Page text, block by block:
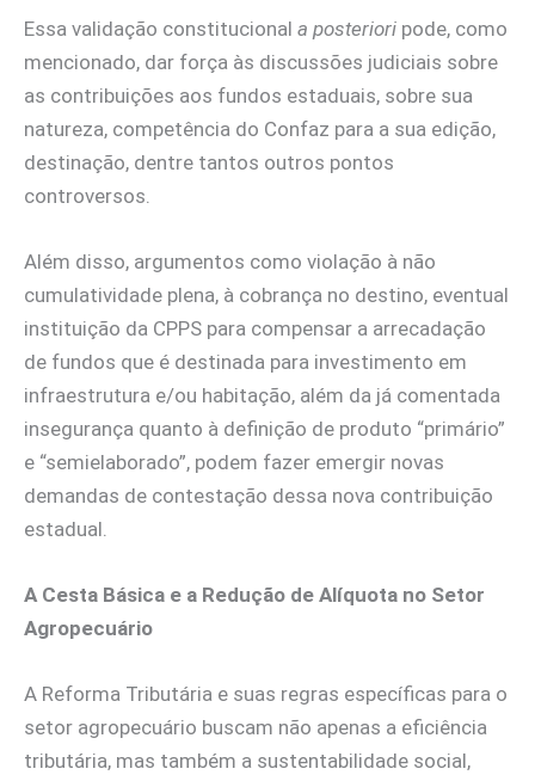
Essa validação constitucional a posteriori pode, como
mencionado, dar força às discussões judiciais sobre
as contribuições aos fundos estaduais, sobre sua
natureza, competência do Confaz para a sua edição,
destinação, dentre tantos outros pontos
controversos.
Além disso, argumentos como violação à não
cumulatividade plena, à cobrança no destino, eventual
instituição da CPPS para compensar a arrecadação
de fundos que é destinada para investimento em
infraestrutura e/ou habitação, além da já comentada
insegurança quanto à definição de produto “primário”
e “semielaborado”, podem fazer emergir novas
demandas de contestação dessa nova contribuição
estadual.
A Cesta Básica e a Redução de Alíquota no Setor
Agropecuário
A Reforma Tributária e suas regras específicas para o
setor agropecuário buscam não apenas a eficiência
tributária, mas também a sustentabilidade social,